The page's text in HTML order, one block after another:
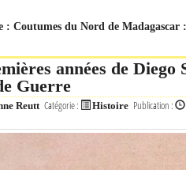
: Coutumes du Nord de
années de Diego
Guerre
Reutt Catégorie : Histoire Publication :